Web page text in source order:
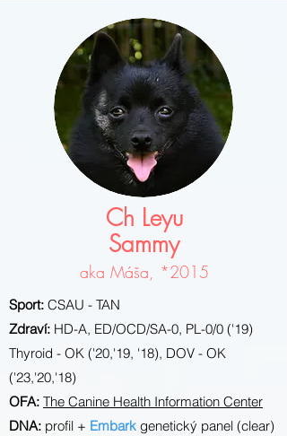
Ch Leyu
Sammy
aka Máša, *2015
Sport: CSAU - TAN
Zdraví: HD-A, ED/OCD/SA-0, PL-0/0 ('19)
Thyroid - OK ('20,'19, '18), DOV - OK
('23,'20,'18)
OFA: The Canine Health Information Center
DNA: profil + Embark genetický panel (clear)